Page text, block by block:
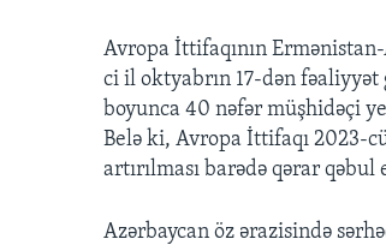
Avropa İttifaqının
ci il oktyabrın 17-dən
boyunca 40 nəfər müşhidəçi
Belə ki, Avropa İttifaqı 2023-
artırılması barədə qərar qəbul
Azərbaycan öz ərazisində